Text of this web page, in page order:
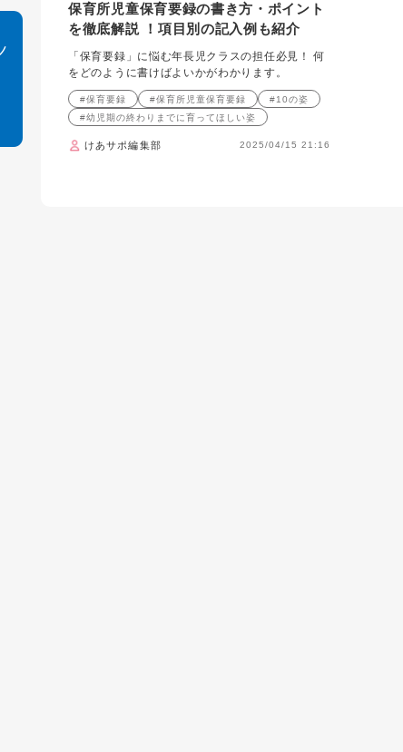
保育所児童保育要録の書き方・ポイント
を徹底解説 ！項目別の記入例も紹介
「保育要録」に悩む年長児クラスの担任必見！ 何
をどのように書けばよいかがわかります。
#保育要録 #保育所児童保育要録
#10の姿
#幼児期の終わりまでに育ってほしい姿
けあサポ編集部 2025/04/15 21:16